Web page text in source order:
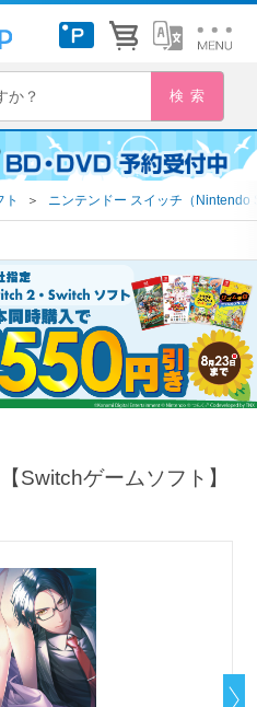
ト ＞ ニンテンドー スイッチ（Nintendo
Switchゲームソフト】